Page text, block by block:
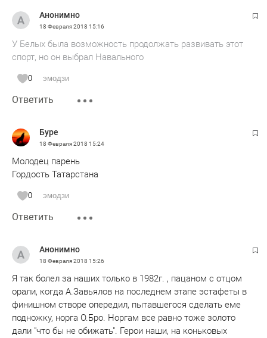
Анонимно
18 Февраля 2018 15:16
У Белых была возможность продолжать развивать этот
спорт, но он выбрал Навального
0 эмодзи
Ответить
Буре
18 Февраля 2018 15:24
Молодец парень
Гордость Татарстана
0 эмодзи
Ответить
Анонимно
18 Февраля 2018 15:26
Я так болел за наших только в 1982г. , пацаном с отцом
орали, когда А.Завьялов на последнем этапе эстафеты в
финишном створе опередил, пытавшегося сделать еме
подножку, норга О.Бро. Норгам все равно тоже золото
дали "что бы не обижать". Герои наши, на коньковых